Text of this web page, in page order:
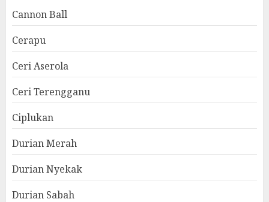
Cannon Ball
Cerapu
Ceri Aserola
Ceri Terengganu
Ciplukan
Durian Merah
Durian Nyekak
Durian Sabah